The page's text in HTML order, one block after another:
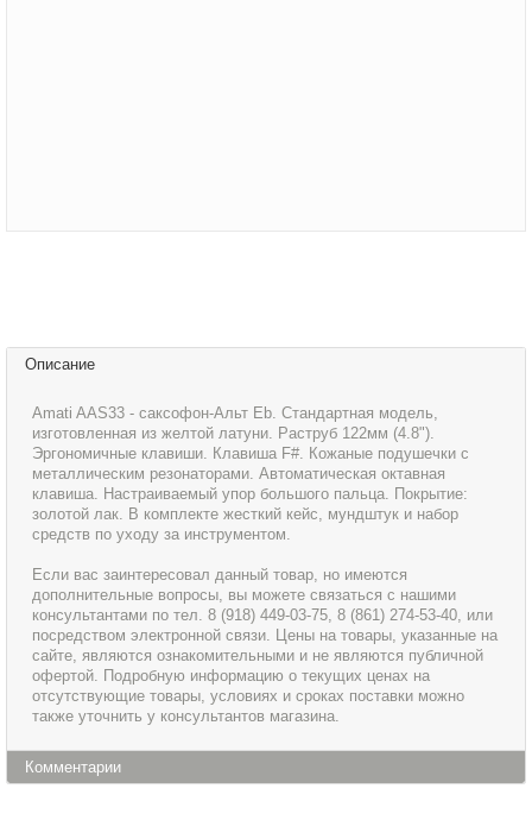
Описание
Amati AAS33 - cаксофон-Альт Eb. Стандартная модель,
изготовленная из желтой латуни. Раструб 122мм (4.8").
Эргономичные клавиши. Клавиша F#. Кожаные подушечки с
металлическим резонаторами. Автоматическая октавная
клавиша. Настраиваемый упор большого пальца. Покрытие:
золотой лак. В комплекте жесткий кейс, мундштук и набор
средств по уходу за инструментом.
Если вас заинтересовал данный товар, но имеются
дополнительные вопросы, вы можете связаться с нашими
консультантами по тел. 8 (918) 449-03-75, 8 (861) 274-53-40, или
посредством электронной связи. Цены на товары, указанные на
сайте, являются ознакомительными и не являются публичной
офертой. Подробную информацию о текущих ценах на
отсутствующие товары, условиях и сроках поставки можно
также уточнить у консультантов магазина.
Комментарии